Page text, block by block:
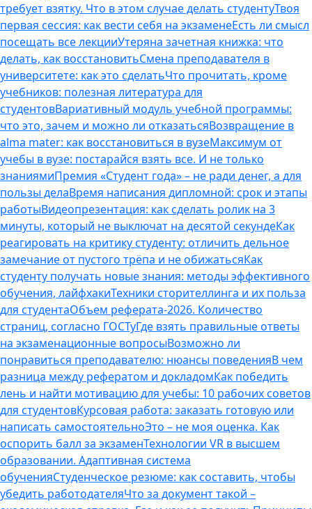
требует взятку. Что в этом случае делать студентуТвоя
первая сессия: как вести себя на экзаменеЕсть ли смысл
посещать все лекцииУтеряна зачетная книжка: что
делать, как восстановитьСмена преподавателя в
университете: как это сделатьЧто прочитать, кроме
учебников: полезная литература для
студентовВариативный модуль учебной программы:
что это, зачем и можно ли отказатьсяВозвращение в
alma mater: как восстановиться в вузеМаксимум от
учебы в вузе: постарайся взять все. И не только
знаниямиПремия «Студент года» – не ради денег, а для
пользы делаВремя написания дипломной: срок и этапы
работыВидеопрезентация: как сделать ролик на 3
минуты, который не выключат на десятой секундеКак
реагировать на критику студенту: отличить дельное
замечание от пустого трёпа и не обижатьсяКак
студенту получать новые знания: методы эффективного
обучения, лайфхакиТехники сторителлинга и их польза
для студентаОбъем реферата-2026. Количество
страниц, согласно ГОСТуГде взять правильные ответы
на экзаменационные вопросыВозможно ли
понравиться преподавателю: нюансы поведенияВ чем
разница между рефератом и докладомКак победить
лень и найти мотивацию для учебы: 10 рабочих советов
для студентовКурсовая работа: заказать готовую или
написать самостоятельноЭто – не моя оценка. Как
оспорить балл за экзаменТехнологии VR в высшем
образовании. Адаптивная система
обученияСтуденческое резюме: как составить, чтобы
убедить работодателяЧто за документ такой –